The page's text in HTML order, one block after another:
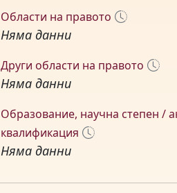
Области на правото
Няма данни
Други области на правото
Няма данни
Образование, научна степен /
квалификация
Няма данни